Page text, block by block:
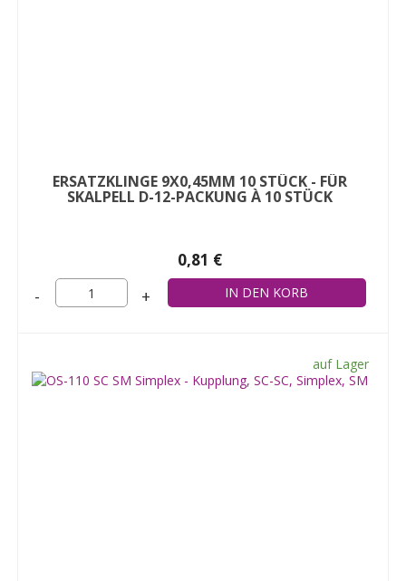
ERSATZKLINGE 9X0,45MM 10 STÜCK - FÜR
SKALPELL D-12-PACKUNG À 10 STÜCK
0,81 €
- +
auf Lager